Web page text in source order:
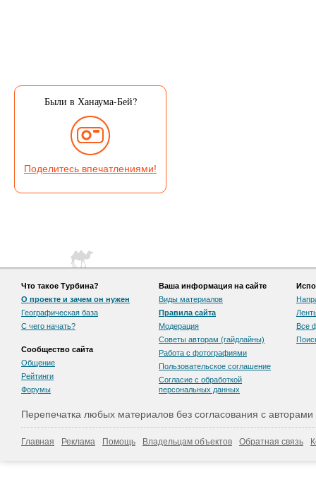
Были в Ханаума-Бей?
Поделитесь впечатлениями!
Что такое Турбина?
О проекте и зачем он нужен
Географическая база
С чего начать?
Сообщество сайта
Общение
Рейтинги
Форумы
Ваша информация на сайте
Виды материалов
Правила сайта
Модерация
Советы авторам (гайдлайны)
Работа с фотографиями
Пользовательскоe соглашение
Согласие с обработкой
персональных данных
Все
Перепечатка любых материалов без согласования с
Главная Реклама Помощь Владельцам объектов Обратная связь